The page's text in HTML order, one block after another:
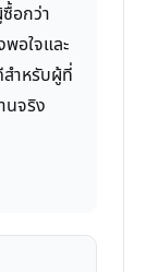
อกว่า
อใจและ
ำหรับผู้ที่
นจริง